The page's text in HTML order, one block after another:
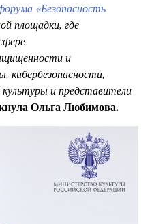
«Безопасность
площадки, где
и
и представители
Ольга Любимова.